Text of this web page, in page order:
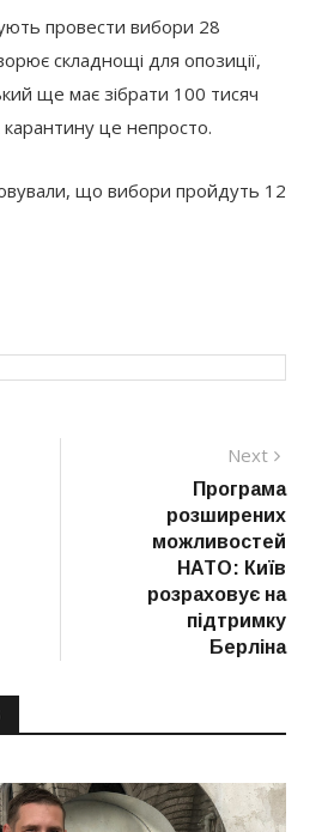
провести вибори 28
складнощі для опозиції,
ще має зібрати 100 тисяч
карантину це непросто.
що вибори пройдуть 12
Next
post:
Програма
розширених
можливостей
НАТО: Київ
розраховує на
підтримку
Берліна